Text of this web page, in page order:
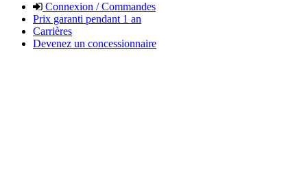
Connexion / Commandes
Prix garanti pendant 1 an
Carrières
Devenez un concessionnaire